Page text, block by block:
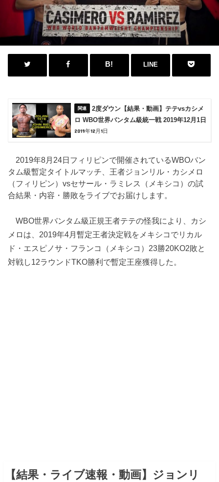
LINE
2度ダウン【結果・動画】テテvsカシメ
ロ WBO世界バンタム級統一戦 2019年12月1日
2019年12月1日
2019年8月24日フィリピンで開催されているWBOバン
タム級暫定タイトルマッチ、王者ジョンリル・カシメロ
（フィリピン）vsセサール・ラミレス（メキシコ）の試
合結果・内容・勝敗をライブでお届けします。
WBO世界バンタム級正規王者テテの怪我により、カシ
メロは、2019年4月暫定王者決定戦をメキシコでリカル
ド・エスピノサ・フランコ（メキシコ）23勝20KO2敗と
対戦し12ラウンドTKO勝利で暫定王座獲得した。
【結果・ライブ速報・動画】ジョンリ